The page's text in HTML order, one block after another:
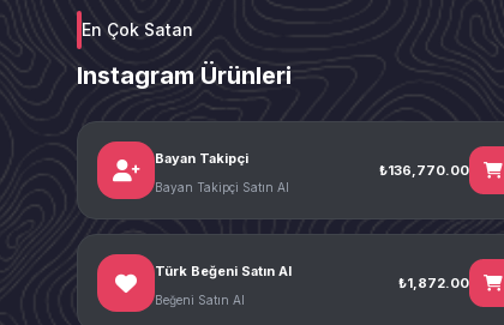
En Çok Satan
Instagram Ürünleri
Bayan Takipçi
Bayan Takipçi Satın Al
₺136,770.00
Türk Beğeni Satın Al
Beğeni Satın Al
₺1,872.00